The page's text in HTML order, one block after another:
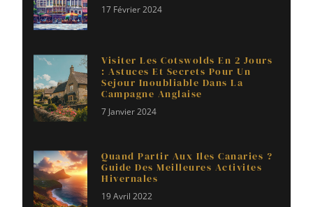
17 Février 2024
Visiter Les Cotswolds En 2 Jours
: Astuces Et Secrets Pour Un
Sejour Inoubliable Dans La
Campagne Anglaise
7 Janvier 2024
Quand Partir Aux Iles Canaries ?
Guide Des Meilleures Activites
Hivernales
19 Avril 2022